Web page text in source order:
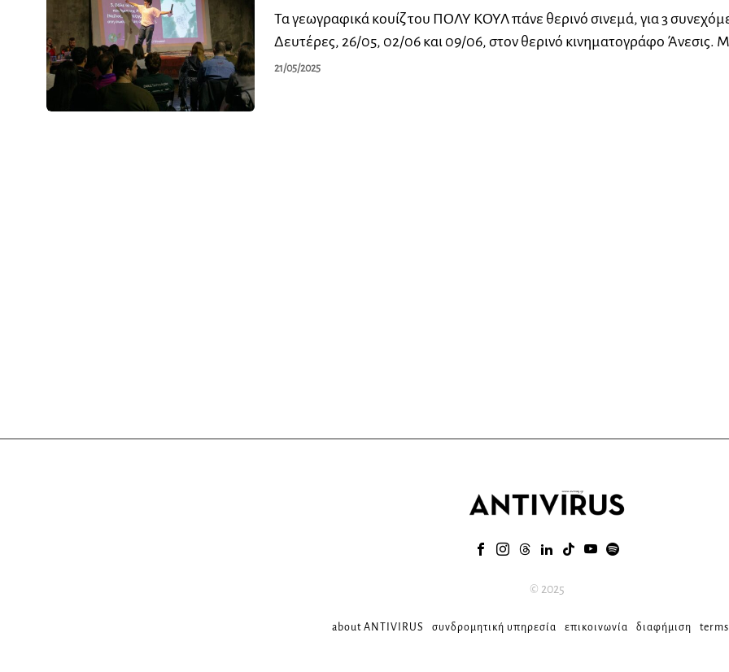
Τα γεωγραφικά κουίζ του ΠΟΛΥ ΚΟΥΛ πάνε θερινό σινεμά, για 3
Δευτέρες, 26/05, 02/06 και 09/06, στον θερινό κινηματογράφο Άνεσις.
21/05/2025
© 2025
about ANTIVIRUS συνδρομητική υπηρεσία επικοινωνία διαφήμιση